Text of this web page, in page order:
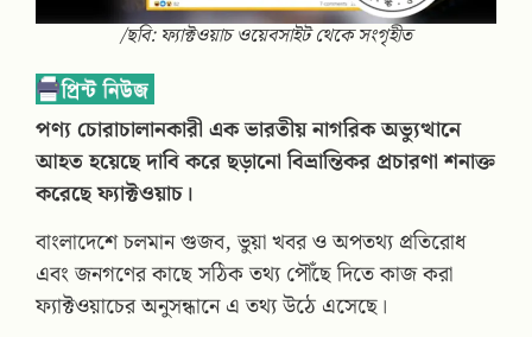
/ছবি: ফ্যাক্টওয়াচ ওয়েবসাইট থেকে সংগৃহীত
পণ্য চোরাচালানকারী এক ভারতীয় নাগরিক অভ্যুত্থানে
আহত হয়েছে দাবি করে ছড়ানো বিভ্রান্তিকর প্রচারণা শনাক্ত
করেছে ফ্যাক্টওয়াচ।
বাংলাদেশে চলমান গুজব, ভুয়া খবর ও অপতথ্য প্রতিরোধ
এবং জনগণের কাছে সঠিক তথ্য পৌঁছে দিতে কাজ করা
ফ্যাক্টওয়াচের অনুসন্ধানে এ তথ্য উঠে এসেছে।